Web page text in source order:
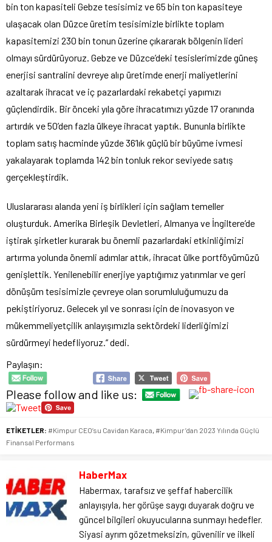
bin ton kapasiteli Gebze tesisimiz ve 65 bin ton kapasiteye
ulaşacak olan Düzce üretim tesisimizle birlikte toplam
kapasitemizi 230 bin tonun üzerine çıkararak bölgenin lideri
olmayı sürdürüyoruz. Gebze ve Düzce’deki tesislerimizde güneş
enerjisi santralini devreye alıp üretimde enerji maliyetlerini
azaltarak ihracat ve iç pazarlardaki rekabetçi yapımızı
güçlendirdik. Bir önceki yıla göre ihracatımızı yüzde 17 oranında
artırdık ve 50’den fazla ülkeye ihracat yaptık. Bununla birlikte
toplam satış hacminde yüzde 36’lık güçlü bir büyüme ivmesi
yakalayarak toplamda 142 bin tonluk rekor seviyede satış
gerçekleştirdik.
Uluslararası alanda yeni iş birlikleri için sağlam temeller
oluşturduk. Amerika Birleşik Devletleri, Almanya ve İngiltere’de
iştirak şirketler kurarak bu önemli pazarlardaki etkinliğimizi
artırma yolunda önemli adımlar attık, ihracat ülke portföyümüzü
genişlettik. Yenilenebilir enerjiye yaptığımız yatırımlar ve geri
dönüşüm tesisimizle çevreye olan sorumluluğumuzu da
pekiştiriyoruz. Gelecek yıl ve sonrası için de inovasyon ve
mükemmeliyetçilik anlayışımızla sektördeki liderliğimizi
sürdürmeyi hedefliyoruz.’’ dedi.
Paylaşın:
Please follow and like us:
ETİKETLER: #Kimpur CEO’su Cavidan Karaca #Kimpur’dan 2023 Yılında Güçlü
Finansal Performans
HaberMax
Habermax, tarafsız ve şeffaf habercilik
anlayışıyla, her görüşe saygı duyarak doğru ve
güncel bilgileri okuyucularına sunmayı hedefler.
Siyasi ayrım gözetmeksizin, güvenilir ve ilkeli